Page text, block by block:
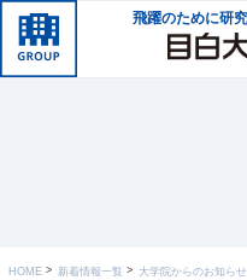
飛躍のために研
HOME 新着情報一覧 大学院からのお知らせ